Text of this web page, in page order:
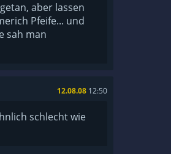
aber lassen
Pfeife... und
sah man
12.08.0812:50
schlecht wie